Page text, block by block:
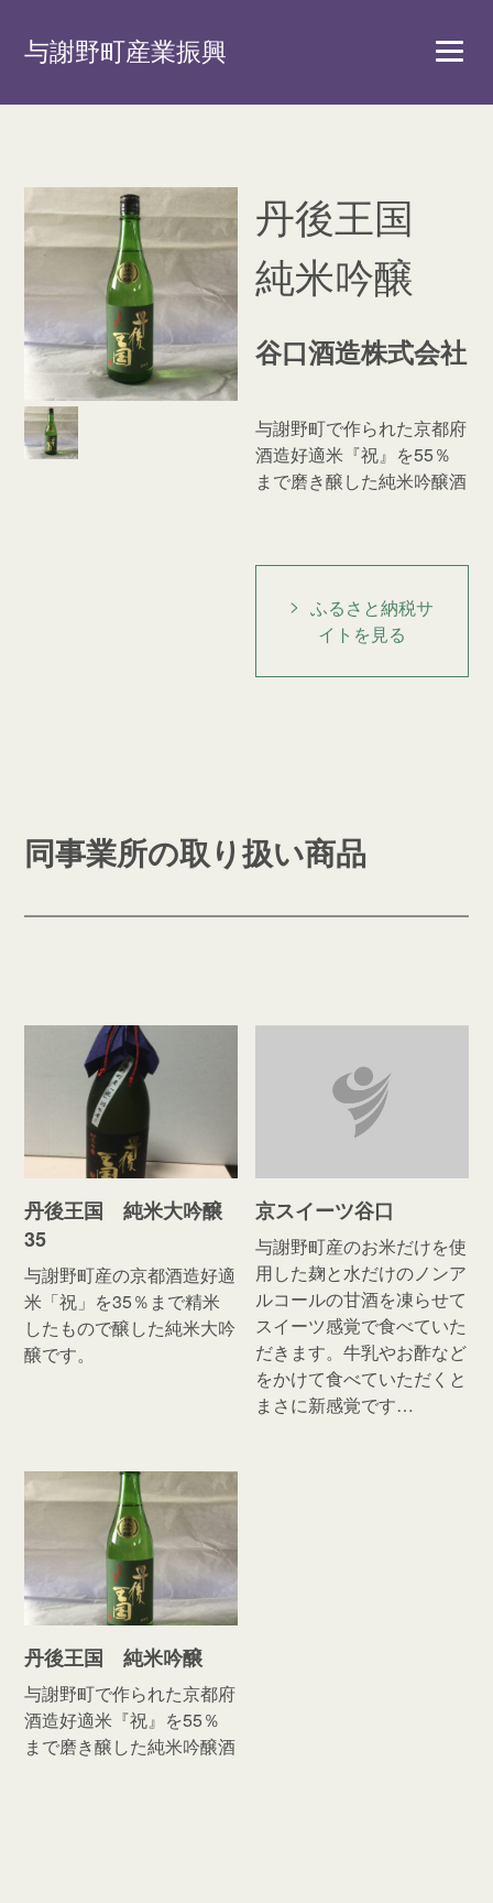
与謝野町産業振興
丹後王国
純米吟醸
谷口酒造株式会社
与謝野町で作られた京都府
酒造好適米『祝』を55％
まで磨き醸した純米吟醸酒
ふるさと納税サ
イトを見る
同事業所の取り扱い商品
丹後王国 純米大吟醸
35
与謝野町産の京都酒造好適
米「祝」を35％まで精米
したもので醸した純米大吟
醸です。
京スイーツ谷口
与謝野町産のお米だけを使
用した麹と水だけのノンア
ルコールの甘酒を凍らせて
スイーツ感覚で食べていた
だきます。牛乳やお酢など
をかけて食べていただくと
まさに新感覚です…
丹後王国 純米吟醸
与謝野町で作られた京都府
酒造好適米『祝』を55％
まで磨き醸した純米吟醸酒